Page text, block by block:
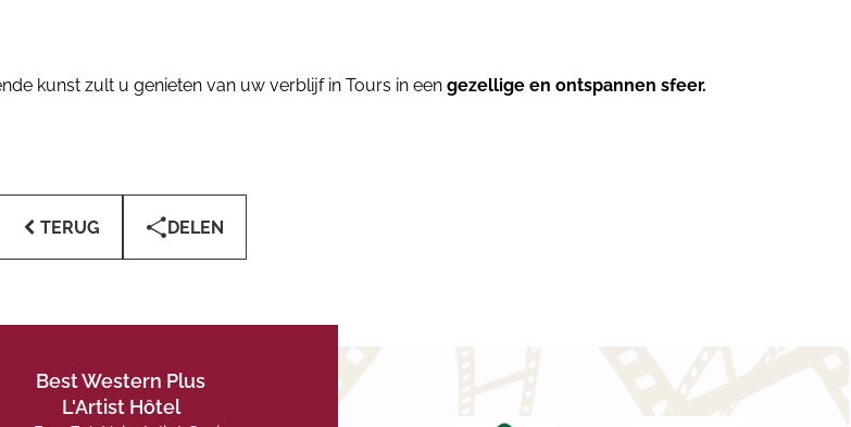
kunst zult u genieten van uw verblijf in Tours in een gezellige en ontspannen sfeer.
TERUG DELEN
Best Western Plus
L'Artist Hôtel